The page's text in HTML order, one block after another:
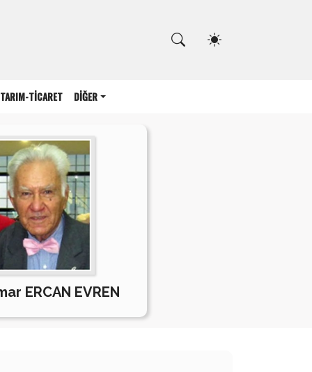
TARIM-TİCARET DİĞER
ERCAN EVREN